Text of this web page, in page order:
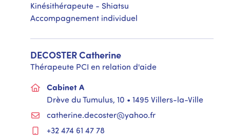
Kinésithérapeute - Shiatsu
Accompagnement individuel
DECOSTERCatherine
Thérapeute PCI en relation d'aide
Cabinet A
Drève du Tumulus, 10 • 1495 Villers-la-Ville
catherine.decoster@yahoo.fr
+32 474 61 47 78